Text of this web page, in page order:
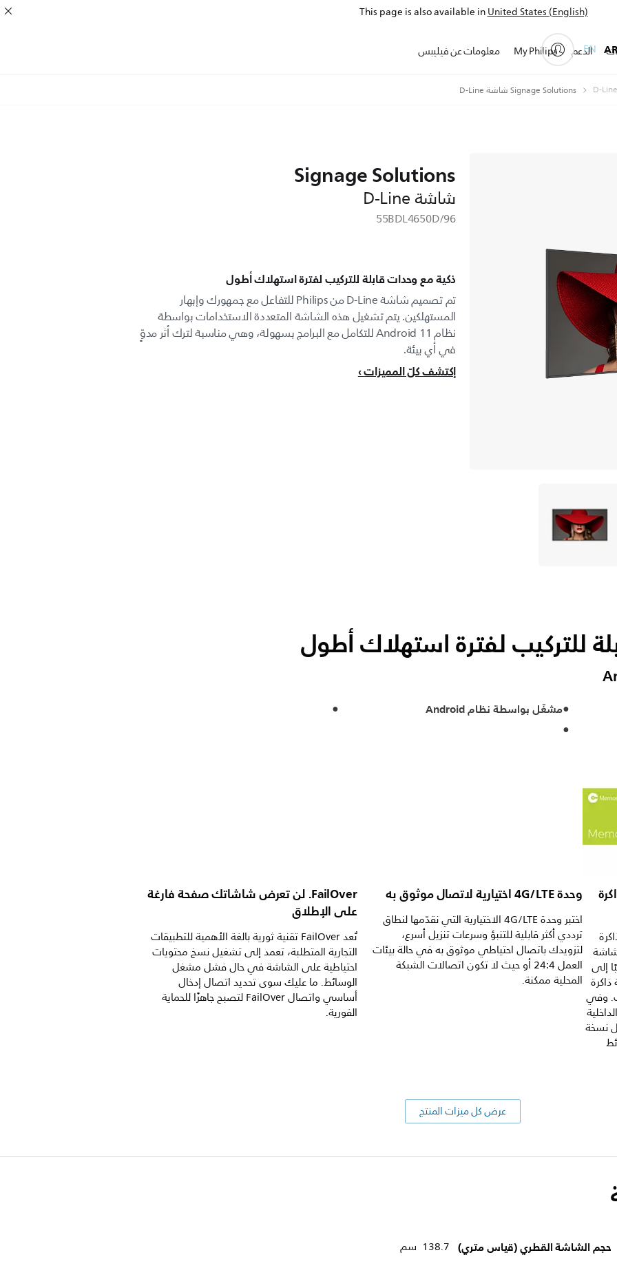
This page is also available inUnited States (English)
الدعم My Philips معلومات عن فيليبس EN
Signage Solutions شاشة D-Line
Signage Solutions
شاشة D-Line
55BDL4650D/96
ذكية مع وحدات قابلة للتركيب لفترة استهلاك أطول
تم تصميم شاشة D-Line من Philips للتفاعل مع جمهورك وإبهار
المستهلكين. يتم تشغيل هذه الشاشة المتعددة الاستخدامات بواسطة
نظام Android 11 للتكامل مع البرامج بسهولة، وهي مناسبة لترك أثر مدوٍّ
في أي بيئة.
إكتشف كلّ المميزات
للتركيب لفترة استهلاك أطول
مشغّل بواسطة نظام Android
إلى
وفي
نسخة
وحدة 4G/LTE اختيارية لاتصال موثوق به
اختبر وحدة 4G/LTE الاختيارية التي نقدّمها لنطاق
ترددي أكثر قابلية للتنبؤ وسرعات تنزيل أسرع،
لتزويدك باتصال احتياطي موثوق به في حالة بيئات
العمل 24:4 أو حيث لا تكون اتصالات الشبكة
المحلية ممكنة.
FailOver. لن تعرض شاشاتك صفحة فارغة
على الإطلاق
تُعد FailOver تقنية ثورية بالغة الأهمية للتطبيقات
التجارية المتطلبة، تعمد إلى تشغيل نسخ محتويات
احتياطية على الشاشة في حال فشل مشغل
الوسائط. ما عليك سوى تحديد اتصال إدخال
أساسي واتصال FailOver لتصبح جاهزًا للحماية
الفورية.
عرض كل ميزات المنتج
حجم الشاشة القطري (قياس متري) 138.7 سم